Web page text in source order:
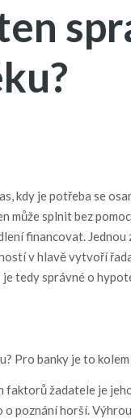
kdy je potřeba se
může splnit bez
financovat. Jednou
v hlavě vytvoří
tedy správné o
Pro banky je to
faktorů žadatele je
poznání horší.